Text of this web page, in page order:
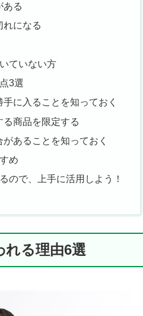
ある
になる
ていない方
3選
に入ることを知っておく
商品を限定する
あることを知っておく
め
ので、上手に活用しよう！
れる理由6選